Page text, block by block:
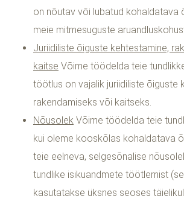
on nõutav või lubatud kohaldatava
meie mitmesuguste
Juriidiliste õiguste kehtestamine,
kaitse Võime töödelda teie
töötlus on vajalik juriidiliste õiguste
rakendamiseks või kaitseks.
Nõusolek Võime töödelda teie
kui oleme kooskõlas kohaldatava
teie eelneva, selgesõnalise
tundlike isikuandmete töötlemist
kasutatakse üksnes seoses